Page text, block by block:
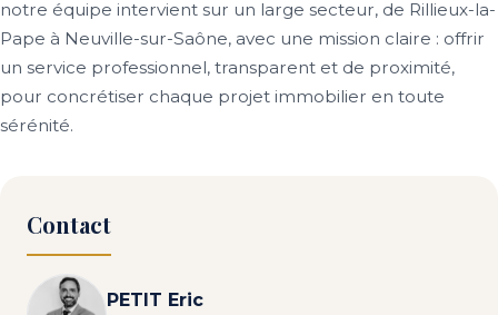
notre équipe intervient sur un large secteur, de Rillieux-la-
Pape à Neuville-sur-Saône, avec une mission claire : offrir
un service professionnel, transparent et de proximité,
pour concrétiser chaque projet immobilier en toute
sérénité.
Contact
PETIT Eric